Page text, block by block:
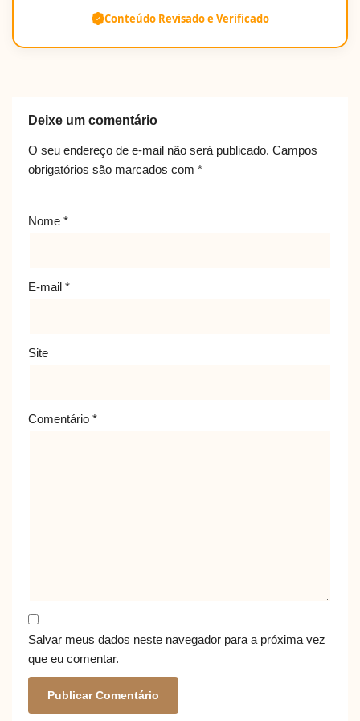
Conteúdo Revisado e Verificado
Deixe um comentário
O seu endereço de e-mail não será publicado. Campos
obrigatórios são marcados com *
Nome *
E-mail *
Site
Comentário *
Salvar meus dados neste navegador para a próxima vez
que eu comentar.